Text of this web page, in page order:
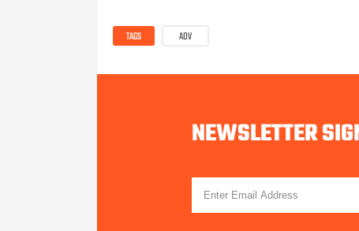
TAGS ADV
NEWSLETTER